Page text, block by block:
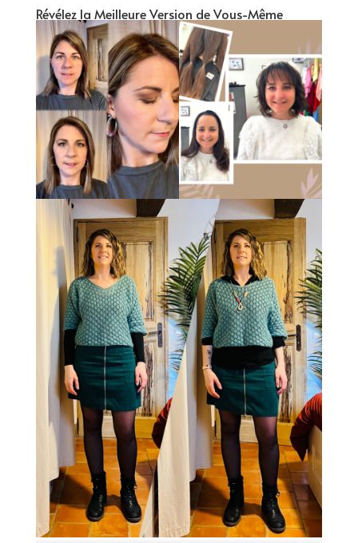
Révélez la Meilleure Version de Vous-Même